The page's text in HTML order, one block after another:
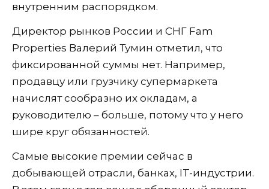
внутренним распорядком.
Директор рынков России и СНГ Fam
Properties Валерий Тумин отметил, что
фиксированной суммы нет. Например,
продавцу или грузчику супермаркета
начислят сообразно их окладам, а
руководителю – больше, потому что у него
шире круг обязанностей.
Самые высокие премии сейчас в
добывающей отрасли, банках, IT-индустрии.